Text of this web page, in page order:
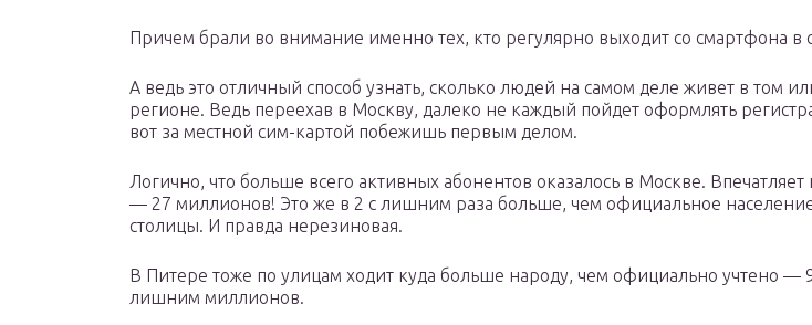
Причем брали во внимание именно тех, кто регулярно выходит со смартфона в
А ведь это отличный способ узнать, сколько людей на самом деле живет в том
регионе. Ведь переехав в Москву, далеко не каждый пойдет оформлять
вот за местной сим-картой побежишь первым делом.
Логично, что больше всего активных абонентов оказалось в Москве. Впечатляет
— 27 миллионов! Это же в 2 с лишним раза больше, чем официальное
столицы. И правда нерезиновая.
В Питере тоже по улицам ходит куда больше народу, чем официально учтено —
лишним миллионов.